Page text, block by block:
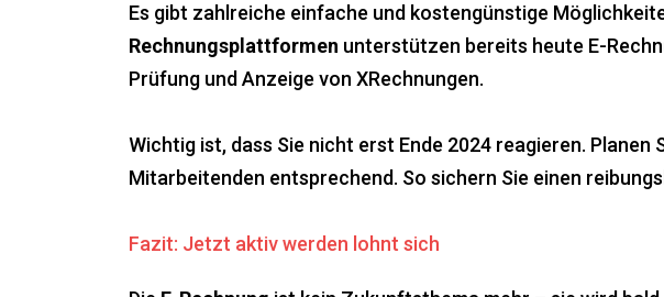
Es gibt zahlreiche einfache und kostengünstige
Rechnungsplattformen unterstützen bereits heute E-
Prüfung und Anzeige von XRechnungen.
Wichtig ist, dass Sie nicht erst Ende 2024 reagieren. Planen
Mitarbeitenden entsprechend. So sichern Sie einen
Fazit: Jetzt aktiv werden lohnt sich